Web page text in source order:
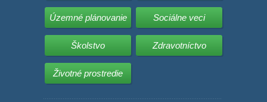
Územné plánovanie Sociálne veci
Školstvo Zdravotníctvo
Životné prostredie